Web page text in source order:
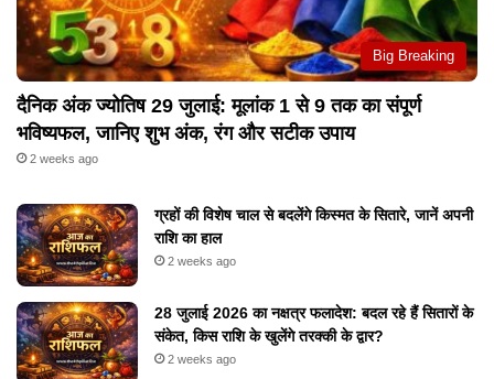
Big Breaking
दैनिक अंक ज्योतिष 29 जुलाई: मूलांक 1 से 9 तक का संपूर्ण
भविष्यफल, जानिए शुभ अंक, रंग और सटीक उपाय
2 weeks ago
ग्रहों की विशेष चाल से बदलेंगे किस्मत के सितारे, जानें अपनी
राशि का हाल
2 weeks ago
28 जुलाई 2026 का नक्षत्र फलादेश: बदल रहे हैं सितारों के
संकेत, किस राशि के खुलेंगे तरक्की के द्वार?
2 weeks ago